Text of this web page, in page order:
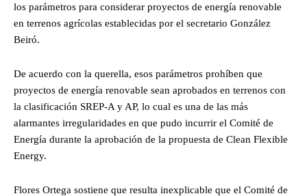
los parámetros para considerar proyectos de energía renovable
en terrenos agrícolas establecidas por el secretario González
Beiró.
De acuerdo con la querella, esos parámetros prohíben que
proyectos de energía renovable sean aprobados en terrenos con
la clasificación SREP-A y AP, lo cual es una de las más
alarmantes irregularidades en que pudo incurrir el Comité de
Energía durante la aprobación de la propuesta de Clean Flexible
Energy.
Flores Ortega sostiene que resulta inexplicable que el Comité de